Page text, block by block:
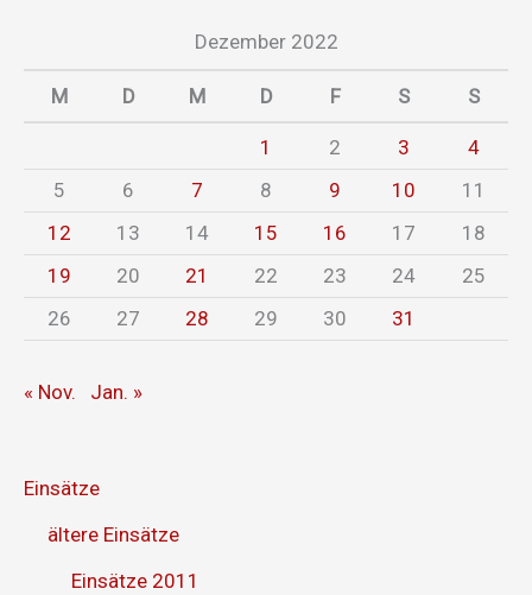
Dezember 2022
M D M D F S S
1 2 3
4
5
6 7 8 9 10
11
12
13 14 15 16 17
18
19
20 21 22 23 24
25
26
27 28 29 30 31
« Nov. Jan. »
Einsätze
ältere Einsätze
Einsätze 2011